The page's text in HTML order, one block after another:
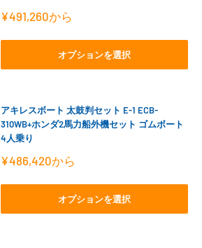
販
価
¥491,260から
オプションを選択
アキレスボート 太鼓判セット E-1 ECB-
310WB+ホンダ2馬力船外機セット ゴムボート
4人乗り
販
価
¥486,420から
オプションを選択